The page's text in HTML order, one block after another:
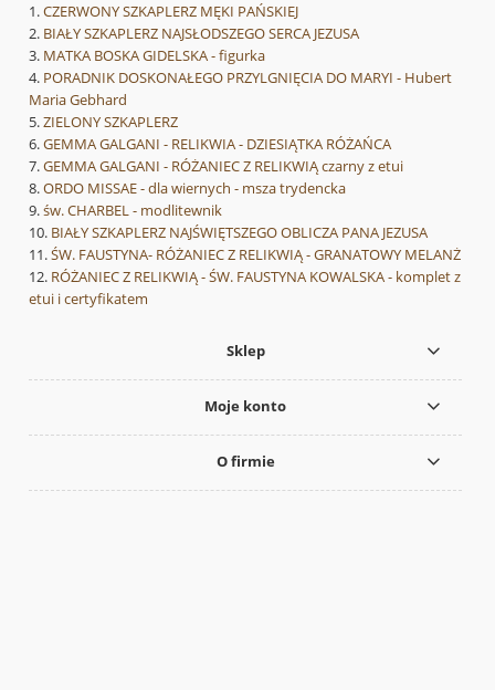
CZERWONY SZKAPLERZ MĘKI PAŃSKIEJ
BIAŁY SZKAPLERZ NAJSŁODSZEGO SERCA JEZUSA
MATKA BOSKA GIDELSKA - figurka
PORADNIK DOSKONAŁEGO PRZYLGNIĘCIA DO MARYI - Hubert
Maria Gebhard
ZIELONY SZKAPLERZ
GEMMA GALGANI - RELIKWIA - DZIESIĄTKA RÓŻAŃCA
GEMMA GALGANI - RÓŻANIEC Z RELIKWIĄ czarny z etui
ORDO MISSAE - dla wiernych - msza trydencka
św. CHARBEL - modlitewnik
BIAŁY SZKAPLERZ NAJŚWIĘTSZEGO OBLICZA PANA JEZUSA
ŚW. FAUSTYNA- RÓŻANIEC Z RELIKWIĄ - GRANATOWY MELANŻ
RÓŻANIEC Z RELIKWIĄ - ŚW. FAUSTYNA KOWALSKA - komplet z
etui i certyfikatem
Sklep
Moje konto
O firmie